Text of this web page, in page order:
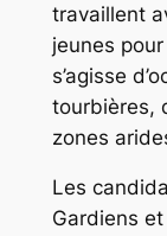
travaillent
jeunes
s’agisse
tourbières,
zones
Les
Gardiens